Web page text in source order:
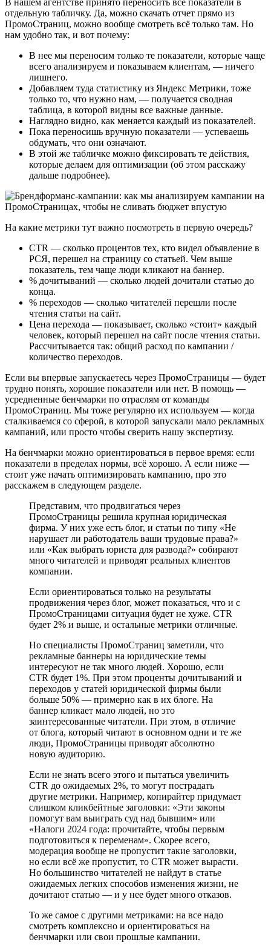
В нашем агентстве принято переносить все показатели в
отдельную табличку. Да, можно скачать отчет прямо из
ПромоСтраниц, можно вообще смотреть всё только там. Но
нам удобно так, и вот почему:
В нее мы переносим только те показатели, которые чаще
всего анализируем и показываем клиентам, — ничего
лишнего.
Добавляем туда статистику из Яндекс Метрики, тоже
только то, что нужно нам, — получается сводная
таблица, в которой видны все важные данные.
Наглядно видно, как меняется каждый из показателей.
Пока переносишь вручную показатели — успеваешь
обдумать, что они означают.
В этой же табличке можно фиксировать те действия,
которые делаем для оптимизации (об этом расскажу
дальше подробнее).
На какие метрики тут важно посмотреть в первую очередь?
CTR — сколько процентов тех, кто видел объявление в
РСЯ, перешел на страницу со статьей. Чем выше
показатель, тем чаще люди кликают на баннер.
% дочитываний — сколько людей дочитали статью до
конца.
% переходов — сколько читателей перешли после
чтения статьи на сайт.
Цена перехода — показывает, сколько «стоит» каждый
человек, который перешел на сайт после чтения статьи.
Рассчитывается так: общий расход по кампании /
количество переходов.
Если вы впервые запускаетесь через ПромоСтраницы — будет
трудно понять, хорошие показатели или нет. В помощь —
усредненные бенчмарки по отраслям от команды
ПромоСтраниц. Мы тоже регулярно их используем — когда
сталкиваемся со сферой, в которой запускали мало рекламных
кампаний, или просто чтобы сверить нашу экспертизу.
На бенчмарки можно ориентироваться в первое время: если
показатели в пределах нормы, всё хорошо. А если ниже —
стоит уже начать оптимизировать кампанию, про это
расскажем в следующем разделе.
Представим, что продвигаться через
ПромоСтраницы решила крупная юридическая
фирма. У них уже есть блог, и статьи по типу «Не
нарушает ли работодатель ваши трудовые права?»
или «Как выбрать юриста для развода?» собирают
много читателей и приводят реальных клиентов
компании.
Если ориентироваться только на результаты
продвижения через блог, может показаться, что и с
ПромоСтраницами ситуация будет не хуже. CTR
будет 2% и выше, и остальные метрики отличные.
Но специалисты ПромоСтраниц заметили, что
рекламные баннеры на юридические темы
интересуют не так много людей. Хорошо, если
CTR будет 1%. При этом проценты дочитываний и
переходов у статей юридической фирмы были
больше 50% — примерно как в их блоге. На
баннер кликает мало людей, но это
заинтересованные читатели. При этом, в отличие
от блога, который читают в основном одни и те же
люди, ПромоСтраницы приводят абсолютно
новую аудиторию.
Если не знать всего этого и пытаться увеличить
CTR до ожидаемых 2%, то могут пострадать
другие метрики. Например, копирайтер придумает
слишком кликбейтные заголовки: «Эти законы
помогут вам выиграть суд над бывшим» или
«Налоги 2024 года: прочитайте, чтобы первым
подготовиться к переменам». Скорее всего,
модерация вообще не пропустит такие заголовки,
но если всё же пропустит, то CTR может вырасти.
Но большинство читателей не найдут в статье
ожидаемых легких способов изменения жизни, не
дочитают статью — и у нее будет много отказов.
То же самое с другими метриками: на все надо
смотреть комплексно и ориентироваться на
бенчмарки или свои прошлые кампании.